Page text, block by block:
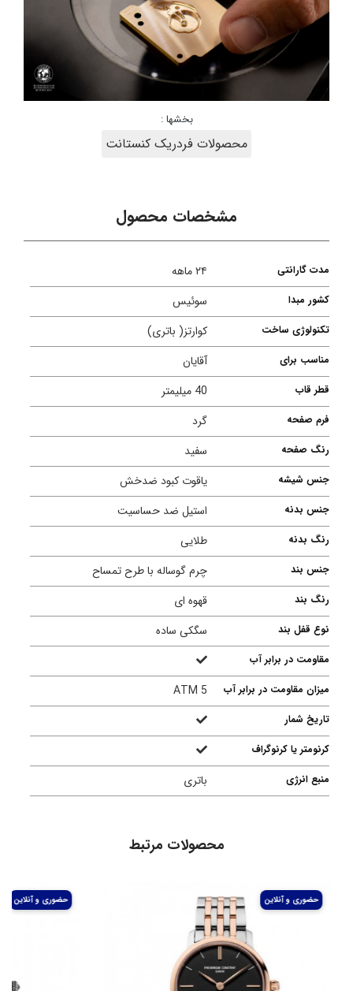
بخشها :
محصولات فردریک کنستانت
مشخصات محصول
مدت گارانتی ۲۴ ماهه
کشور مبدا سوئیس
تکنولوژی ساخت کوارتز( باتری)
مناسب برای آقایان
قطر قاب 40 میلیمتر
فرم صفحه گرد
رنگ صفحه سفید
جنس شیشه یاقوت کبود ضدخش
جنس بدنه استیل ضد حساسیت
رنگ بدنه طلایی
جنس بند چرم گوساله با طرح تمساح
رنگ بند قهوه ای
نوع قفل بند سگکی ساده
مقاومت در برابر آب
میزان مقاومت در برابر آب
5 ATM
تاریخ شمار
کرنومتر یا کرنوگراف
منبع انرژی
باتری
محصولات مرتبط